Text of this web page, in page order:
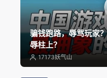
骗钱跑路，辱骂玩家
辱柱上？
17173妖气山